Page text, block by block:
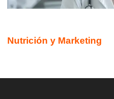
Nutrición y Marketing